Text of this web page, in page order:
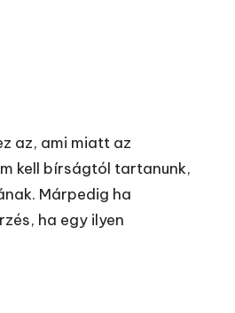
az, ami miatt az
kell bírságtól tartanunk,
Márpedig ha
ha egy ilyen